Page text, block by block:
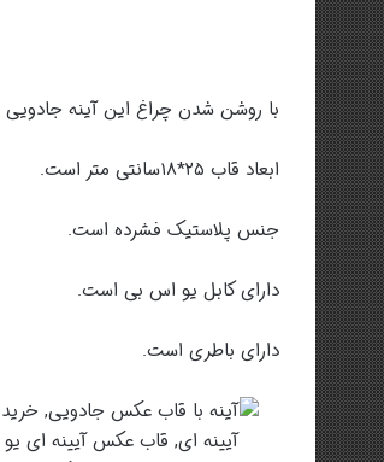
با روشن شدن چراغ این آینه
ابعاد قاب ۲۵*۱۸سانتی متر است.
جنس پلاستیک فشرده است.
دارای کابل یو اس بی است.
دارای باطری است.